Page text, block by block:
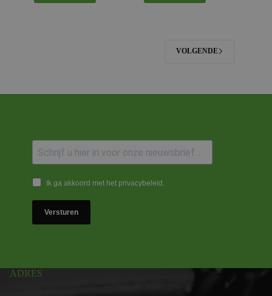
VOLGENDE
Ik ga akkoord met het privacybeleid.
Versturen
ADRES